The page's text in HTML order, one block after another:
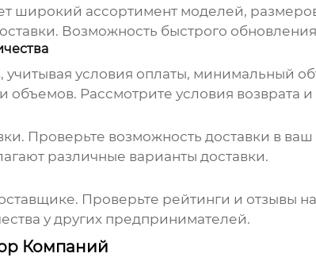
широкий ассортимент моделей,
Возможность быстрого
условия оплаты, минимальный
объемов. Рассмотрите условия возврата
Проверьте возможность доставки в
различные варианты доставки.
Проверьте рейтинги и отзывы
у других предпринимателей.
Компаний